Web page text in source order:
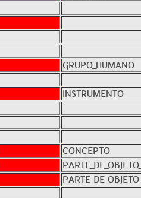
GRUPO_HUMANO
INSTRUMENTO
CONCEPTO